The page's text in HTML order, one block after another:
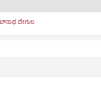
ದೇಗುಲ